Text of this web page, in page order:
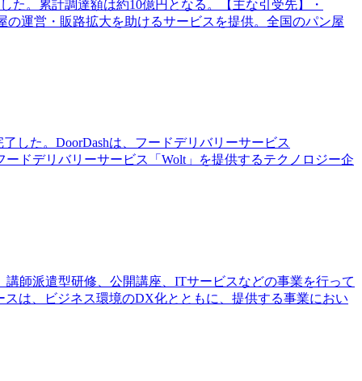
。累計調達額は約10億円となる。【主な引受先】・
運営・販路拡大を助けるサービスを提供。全国のパン屋
した。DoorDashは、フードデリバリーサービス
ドデリバリーサービス「Wolt」を提供するテクノロジー企
師派遣型研修、公開講座、ITサービスなどの事業を行って
は、ビジネス環境のDX化とともに、提供する事業におい